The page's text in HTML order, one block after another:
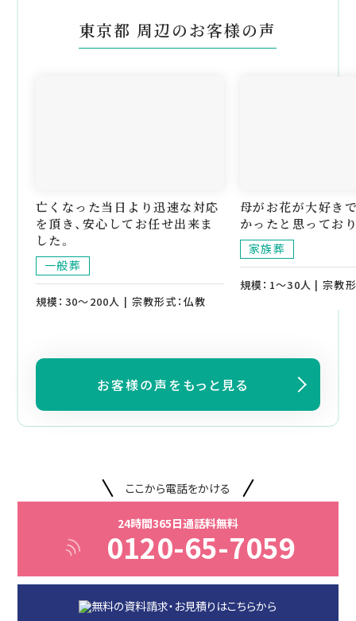
東京都 周辺のお客様の声
亡くなった当日より迅速な対応
を頂き、安心してお任せ出来ま
した。
一般葬
規模：30～200人 | 宗教形式：仏教
母がお花が大好き
かったと思ってお
家族葬
規模：1～30人 | 宗教
お客様の声をもっと見る
ここから電話をかける
24時間365日通話料無料
0120-65-7059